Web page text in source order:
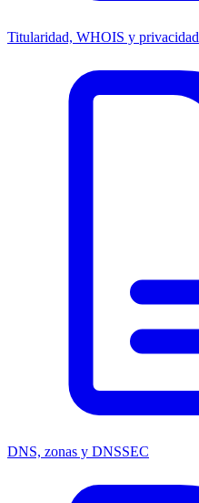
Titularidad, WHOIS y privacidad
DNS, zonas y DNSSEC